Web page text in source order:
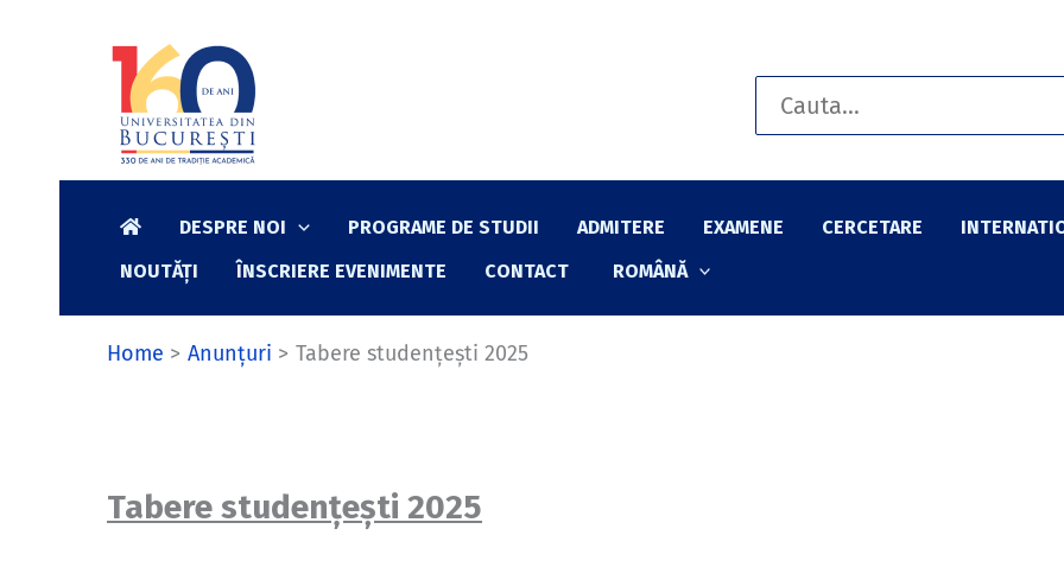
content
for:
DESPRE NOI PROGRAME DE STUDII ADMITERE EXAMENE CERCETARE
NOUTĂȚI
ÎNSCRIERE EVENIMENTE CONTACT ROMÂNĂ
Home Anunțuri Tabere studențești 2025
Tabere studențești 2025